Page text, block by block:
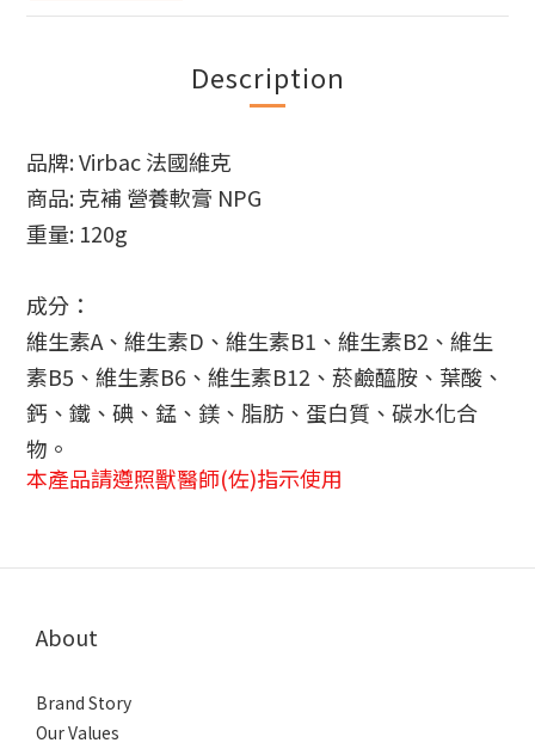
Description
品牌: Virbac 法國維克
商品: 克補 營養軟膏 NPG
重量: 120g
成分：
維生素A、維生素D、維生素B1、維生素B2、維生
素B5、維生素B6、維生素B12、菸鹼醯胺、葉酸、
鈣、鐵、碘、錳、鎂、脂肪、蛋白質、碳水化合
物。
本產品請遵照獸醫師(佐)指示使用
About
Brand Story
Our Values